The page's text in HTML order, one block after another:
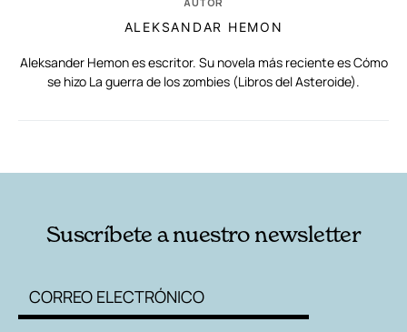
ALEKSANDAR HEMON
Aleksander Hemon es escritor. Su novela más reciente es Cómo
se hizo La guerra de los zombies (Libros del Asteroide).
Suscríbete a nuestro newsletter